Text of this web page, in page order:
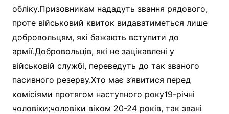
обліку.Призовникам нададуть звання рядового,
проте військовий квиток видаватиметься лише
добровольцям, які бажають вступити до
армії.Добровольців, які не зацікавлені у
військовій службі, переведуть до так званого
пасивного резерву.Хто має з’явитися перед
комісіями протягом наступного року19-річні
чоловіки;чоловіки віком 20-24 років, так звані